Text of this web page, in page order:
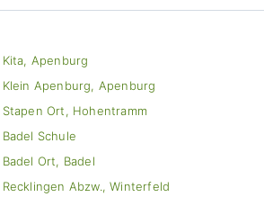
Kita, Apenburg
Klein Apenburg, Apenburg
Stapen Ort, Hohentramm
Badel Schule
Badel Ort, Badel
Recklingen Abzw., Winterfeld